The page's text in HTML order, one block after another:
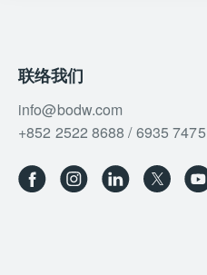
联络我们
info@bodw.com
+852 2522 8688 / 6935